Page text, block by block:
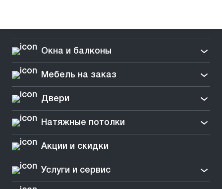
Окна и балконы
Мебель на заказ
Двери
Натяжные потолки
Акции и скидки
Услуги и сервис